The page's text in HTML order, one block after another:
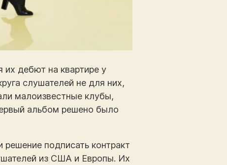
их дебют на квартире у
слушателей не для них,
малоизвестные клубы,
альбом решено было
подписать контракт
из США и Европы. Их